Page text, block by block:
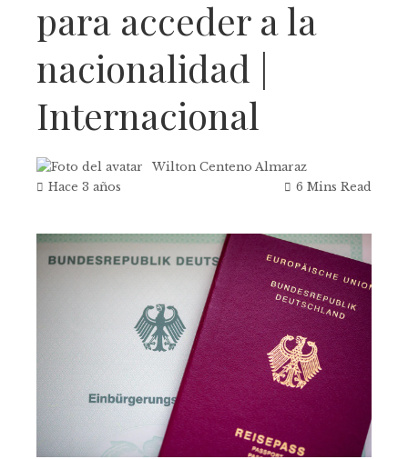
para acceder a la
nacionalidad |
Internacional
Wilton Centeno Almaraz
Hace 3 años
6 Mins Read